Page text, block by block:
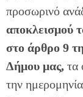
προσωρινό
αποκλεισμού
στο άρθρο 9
Δήμου μας, τα
την